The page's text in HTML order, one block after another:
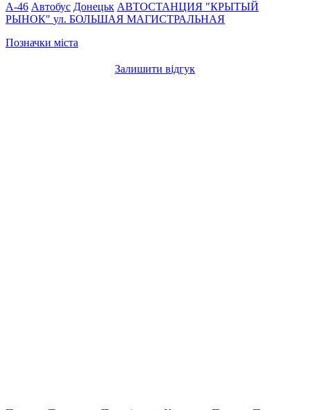
A-46 Автобус Донецьк АВТОСТАНЦИЯ "КРЫТЫЙ
РЫНОК" ул. БОЛЬШАЯ МАГИСТРАЛЬНАЯ
Позначки міста
Залишити відгук